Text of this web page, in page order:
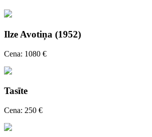
Ilze Avotiņa (1952)
Cena: 1080 €
Tasīte
Cena: 250 €